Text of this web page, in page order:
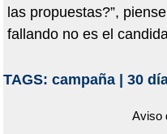
las propuestas?”,
fallando no es el
TAGS: campaña| 30
Aviso